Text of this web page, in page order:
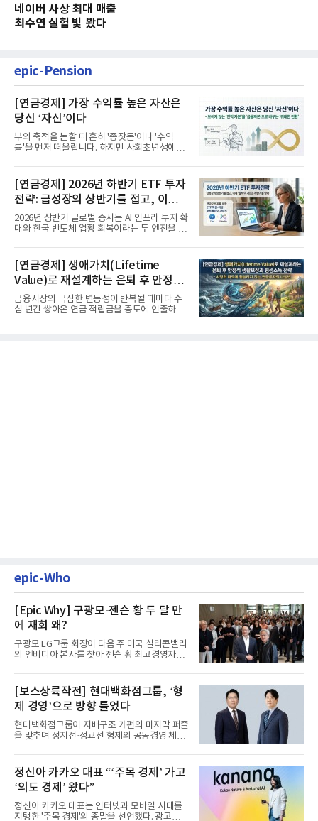
네이버 사상 최대 매출
최수연 실험 빛 봤다
epic-Pension
[연금경제] 가장 수익률 높은 자산은
당신 ‘자신’이다
부의 축적을 논할 때 흔히 '종잣돈'이나 '수익
률'을 먼저 떠올립니다. 하지만 사회초년생에게
[연금경제] 2026년 하반기 ETF 투자
전략: 급성장의 상반기를 접고, 이제
'실적'이 가르는 하반기를 맞다
2026년 상반기 글로벌 증시는 AI 인프라 투자 확
대와 한국 반도체 업황 회복이라는 두 엔진을 달
[연금경제] 생애가치(Lifetime
Value)로 재설계하는 은퇴 후 안정적
생활보장과 평생소득 전략
금융시장의 극심한 변동성이 반복될 때마다 수
십 년간 쌓아온 연금 적립금을 중도에 인출하거
epic-Who
[Epic Why] 구광모-젠슨 황 두 달 만
에 재회 왜?
구광모 LG그룹 회장이 다음 주 미국 실리콘밸리
의 엔비디아 본사를 찾아 젠슨 황 최고경영자
[보스상륙작전] 현대백화점그룹, ‘형
제 경영’으로 방향 틀었다
현대백화점그룹이 지배구조 개편의 마지막 퍼즐
을 맞추며 정지선·정교선 형제의 공동경영 체제
정신아 카카오 대표 “‘주목 경제’ 가고
‘의도 경제’ 왔다”
정신아 카카오 대표는 인터넷과 모바일 시대를
지탱한 '주목 경제'의 종말을 선언했다. 광고를